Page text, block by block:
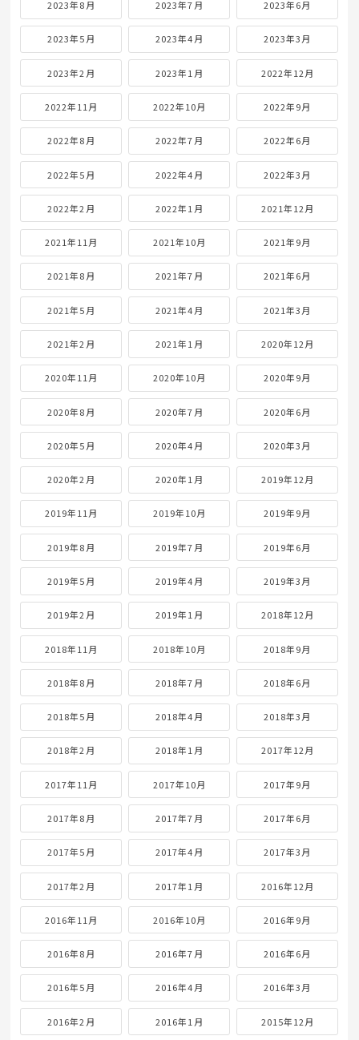
2023年8月 2023年7月 2023年6月
2023年5月 2023年4月 2023年3月
2023年2月 2023年1月 2022年12月
2022年11月 2022年10月 2022年9月
2022年8月 2022年7月 2022年6月
2022年5月 2022年4月 2022年3月
2022年2月 2022年1月 2021年12月
2021年11月 2021年10月 2021年9月
2021年8月 2021年7月 2021年6月
2021年5月 2021年4月 2021年3月
2021年2月 2021年1月 2020年12月
2020年11月 2020年10月 2020年9月
2020年8月 2020年7月 2020年6月
2020年5月 2020年4月 2020年3月
2020年2月 2020年1月 2019年12月
2019年11月 2019年10月 2019年9月
2019年8月 2019年7月 2019年6月
2019年5月 2019年4月 2019年3月
2019年2月 2019年1月 2018年12月
2018年11月 2018年10月 2018年9月
2018年8月 2018年7月 2018年6月
2018年5月 2018年4月 2018年3月
2018年2月 2018年1月 2017年12月
2017年11月 2017年10月 2017年9月
2017年8月 2017年7月 2017年6月
2017年5月 2017年4月 2017年3月
2017年2月 2017年1月 2016年12月
2016年11月 2016年10月 2016年9月
2016年8月 2016年7月 2016年6月
2016年5月 2016年4月 2016年3月
2016年2月 2016年1月 2015年12月